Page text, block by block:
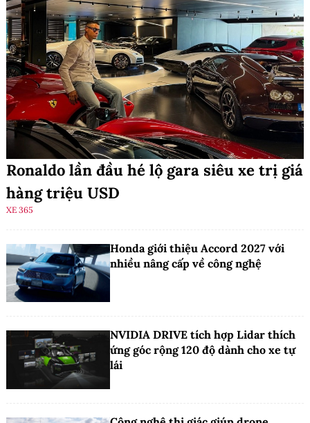
Ronaldo lần đầu hé lộ gara siêu xe trị giá
hàng triệu USD
XE 365
Honda giới thiệu Accord 2027 với
nhiều nâng cấp về công nghệ
NVIDIA DRIVE tích hợp Lidar thích
ứng góc rộng 120 độ dành cho xe tự
lái